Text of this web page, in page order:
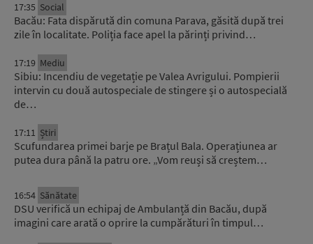
17:35 Social
Bacău: Fata dispărută din comuna Parava, găsită după trei
zile în localitate. Poliția face apel la părinți privind…
17:19 Mediu
Sibiu: Incendiu de vegetație pe Valea Avrigului. Pompierii
intervin cu două autospeciale de stingere și o autospecială
de…
17:11 Știri
Scufundarea primei barje pe Brațul Bala. Operațiunea ar
putea dura până la patru ore. „Vom reuși să creștem…
16:54 Sănătate
DSU verifică un echipaj de Ambulanță din Bacău, după
imagini care arată o oprire la cumpărături în timpul…